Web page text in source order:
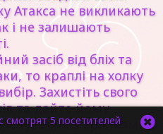
Атакса не викликають
і не залишають
засіб від бліх та
то краплі на холку
Захистіть свого
та дайте йому
з краплями
смотрят 5 посетителей